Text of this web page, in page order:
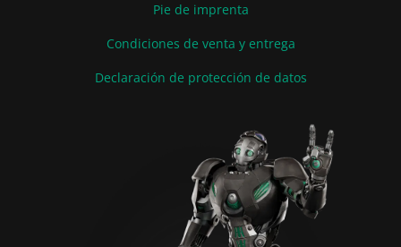
Pie de imprenta
Condiciones de venta y entrega
Declaración de protección de datos